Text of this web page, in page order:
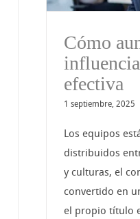
Cómo
efectiva
1 septiembre, 2025
Los equipos
distribuidos
y culturas, el
convertido en
el propio título